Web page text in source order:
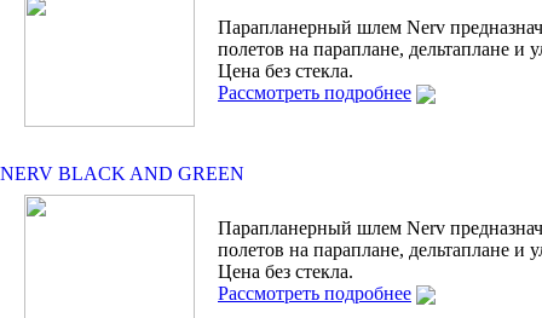
Парапланерный шлем Nerv
полетов на параплане, дельтаплане и
Цена без стекла.
Рассмотреть подробнее
NERV BLACK AND GREEN
Парапланерный шлем Nerv
полетов на параплане, дельтаплане и
Цена без стекла.
Рассмотреть подробнее